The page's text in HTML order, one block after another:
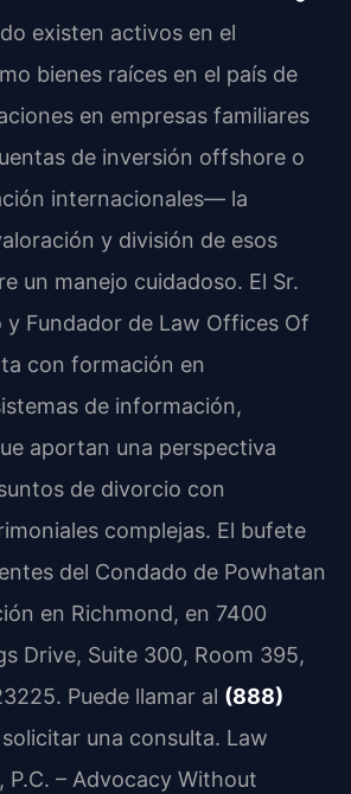
existen activos en el
bienes raíces en el país de
en empresas familiares
de inversión offshore o
internacionales— la
y división de esos
un manejo cuidadoso. El Sr.
y Fundador de Law Offices Of
con formación en
de información,
aportan una perspectiva
de divorcio con
complejas. El bufete
del Condado de Powhatan
en Richmond, en 7400
Drive, Suite 300, Room 395,
Puede llamar al (888)
una consulta. Law
P.C. – Advocacy Without